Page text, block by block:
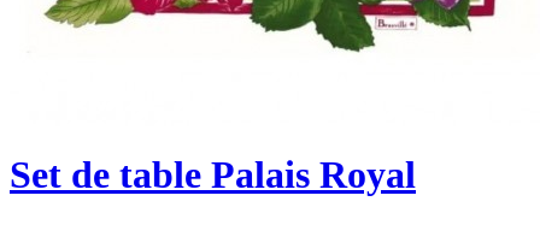
Set de table Palais Royal